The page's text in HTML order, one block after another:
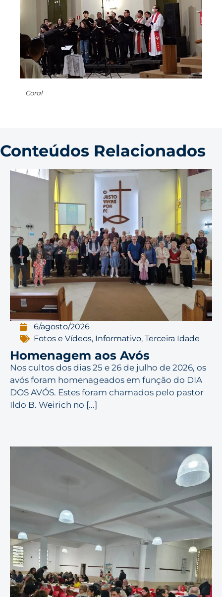
Coral
Conteúdos Relacionados
6/agosto/2026
Fotos e Vídeos, Informativo,Terceira Idade
Homenagem aos Avós
Nos cultos dos dias 25 e 26 de julho de 2026, os
avós foram homenageados em função do DIA
DOS AVÓS. Estes foram chamados pelo pastor
Ildo B. Weirich no [...]